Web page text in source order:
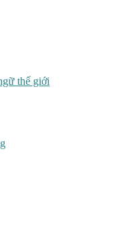
thế giới